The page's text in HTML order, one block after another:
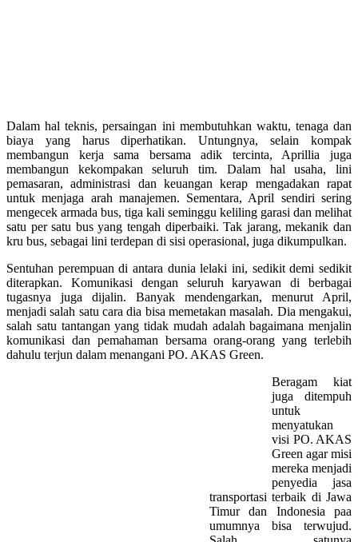
Dalam hal teknis, persaingan ini membutuhkan waktu, tenaga dan
biaya yang harus diperhatikan. Untungnya, selain kompak
membangun kerja sama bersama adik tercinta, Aprillia juga
membangun kekompakan seluruh tim. Dalam hal usaha, lini
pemasaran, administrasi dan keuangan kerap mengadakan rapat
untuk menjaga arah manajemen. Sementara, April sendiri sering
mengecek armada bus, tiga kali seminggu keliling garasi dan melihat
satu per satu bus yang tengah diperbaiki. Tak jarang, mekanik dan
kru bus, sebagai lini terdepan di sisi operasional, juga dikumpulkan.
Sentuhan perempuan di antara dunia lelaki ini, sedikit demi sedikit
diterapkan. Komunikasi dengan seluruh karyawan di berbagai
tugasnya juga dijalin. Banyak mendengarkan, menurut April,
menjadi salah satu cara dia bisa memetakan masalah. Dia mengakui,
salah satu tantangan yang tidak mudah adalah bagaimana menjalin
komunikasi dan pemahaman bersama orang-orang yang terlebih
dahulu terjun dalam menangani PO. AKAS Green.
Beragam kiat
juga ditempuh
untuk
menyatukan
visi PO. AKAS
Green agar misi
mereka menjadi
penyedia jasa
transportasi terbaik di Jawa
Timur dan Indonesia paa
umumnya bisa terwujud.